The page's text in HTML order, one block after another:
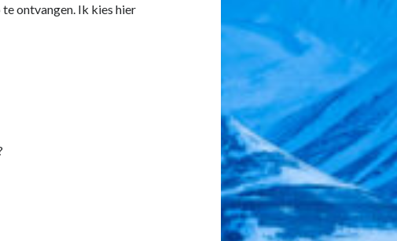
ontvangen. Ik kies hier